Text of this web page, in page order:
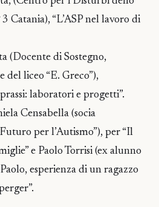
Catania), “L’ASP nel lavoro di
(Docente di Sostegno,
del liceo “E. Greco”),
laboratori e progetti”.
Censabella (socia
per l’Autismo”), per “Il
e Paolo Torrisi (ex alunno
esperienza di un ragazzo